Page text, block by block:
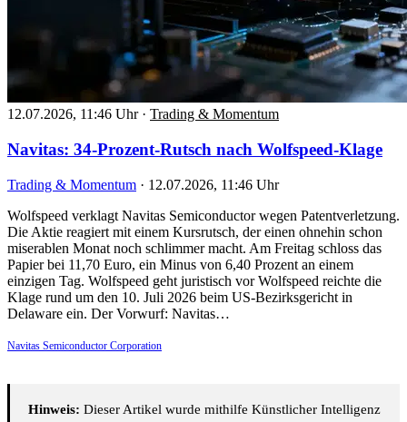
12.07.2026, 11:46 Uhr · Trading & Momentum
Navitas: 34-Prozent-Rutsch nach Wolfspeed-Klage
Trading & Momentum · 12.07.2026, 11:46 Uhr
Wolfspeed verklagt Navitas Semiconductor wegen Patentverletzung.
Die Aktie reagiert mit einem Kursrutsch, der einen ohnehin schon
miserablen Monat noch schlimmer macht. Am Freitag schloss das
Papier bei 11,70 Euro, ein Minus von 6,40 Prozent an einem
einzigen Tag. Wolfspeed geht juristisch vor Wolfspeed reichte die
Klage rund um den 10. Juli 2026 beim US-Bezirksgericht in
Delaware ein. Der Vorwurf: Navitas…
Navitas Semiconductor Corporation
Hinweis: Dieser Artikel wurde mithilfe Künstlicher Intelligenz